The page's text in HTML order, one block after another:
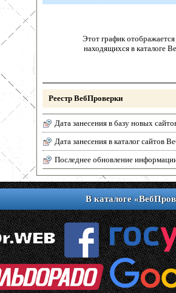
Этот график отображается
находящихся в каталоге
Реестр ВебПроверки
Дата занесения в базу новых
Дата занесения в каталог сайтов
Последнее обновление
В каталоге